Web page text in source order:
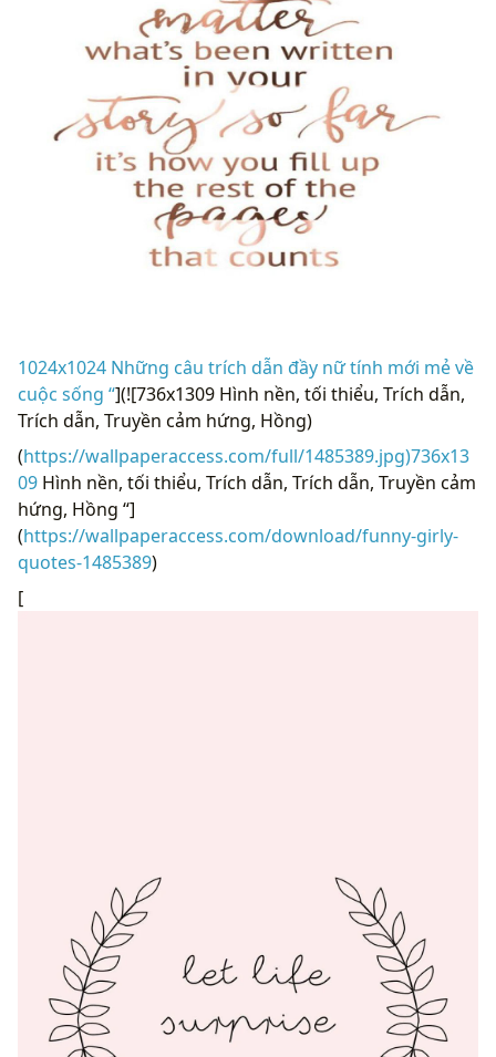
1024x1024 Những câu trích dẫn đầy nữ tính mới mẻ về
cuộc sống “](![736x1309 Hình nền, tối thiểu, Trích dẫn,
Trích dẫn, Truyền cảm hứng, Hồng)
(https://wallpaperaccess.com/full/1485389.jpg)736x13
09 Hình nền, tối thiểu, Trích dẫn, Trích dẫn, Truyền cảm
hứng, Hồng “]
(https://wallpaperaccess.com/download/funny-girly-
quotes-1485389)
[